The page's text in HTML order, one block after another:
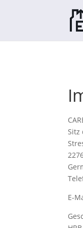
Sitz
E-